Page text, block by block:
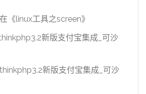
《linux工具之screen》
新版支付宝集成_可沙
thinkphp3.2新版支付宝集成_可沙